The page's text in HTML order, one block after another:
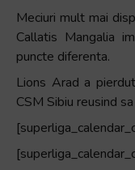
Meciuri mult mai
Callatis Mangalia
puncte diferenta.
Lions Arad a
CSM Sibiu reusind